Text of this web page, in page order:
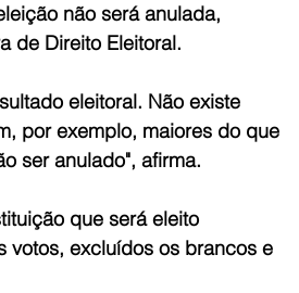
não será anulada,
de Direito Eleitoral.
eleitoral. Não existe
por exemplo, maiores do que
ser anulado", afirma.
que será eleito
votos, excluídos os brancos e